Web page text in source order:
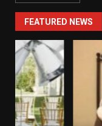
FEATURED NEWS